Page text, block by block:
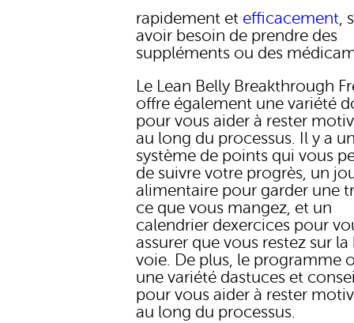
rapidement et efficacement,
avoir besoin de prendre des
suppléments ou des
Le Lean Belly Breakthrough
offre également une variété
pour vous aider à rester
au long du processus. Il y a
système de points qui vous
de suivre votre progrès, un
alimentaire pour garder une
ce que vous mangez, et un
calendrier dexercices pour
assurer que vous restez sur
voie. De plus, le programme
une variété dastuces et
pour vous aider à rester
au long du processus.